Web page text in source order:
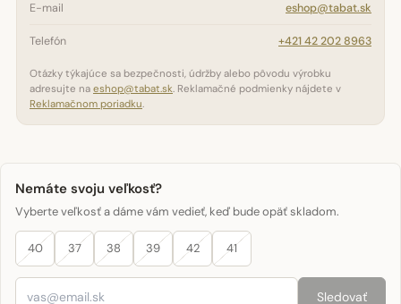
E-mail eshop@tabat.sk
Telefón +421 42 202 8963
Otázky týkajúce sa bezpečnosti, údržby alebo pôvodu výrobku
adresujte na eshop@tabat.sk. Reklamačné podmienky nájdete v
Reklamačnom poriadku.
Nemáte svoju veľkosť?
Vyberte veľkosť a dáme vám vedieť, keď bude opäť skladom.
40 37 38 39 42 41
Sledovať